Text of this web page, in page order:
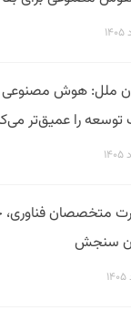
ملل: هوش مصنوعی
را عمیق‌تر
متخصصان فناوری،
سنجش